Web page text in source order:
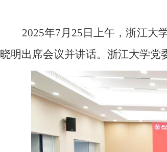
2025年7月 25 日上午，浙江大
晓明出席会议并讲话。浙江大学党